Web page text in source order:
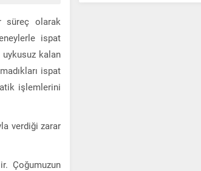
süreç olarak
ispat
kalan
ispat
işlemlerini
verdiği zarar
Çoğumuzun